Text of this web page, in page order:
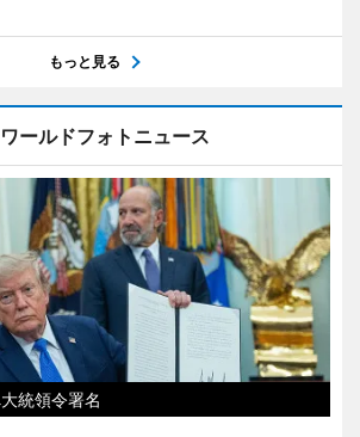
もっと見る
ワールドフォトニュース
統領令署名